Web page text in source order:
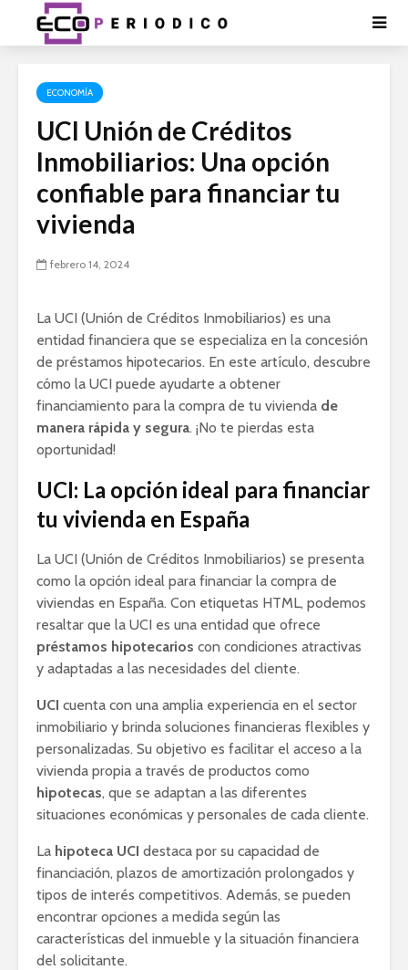
ECONOMÍA
UCI Unión de Créditos
Inmobiliarios: Una opción
confiable para financiar tu
vivienda
febrero 14, 2024
La UCI (Unión de Créditos Inmobiliarios) es una
entidad financiera que se especializa en la concesión
de préstamos hipotecarios. En este artículo, descubre
cómo la UCI puede ayudarte a obtener
financiamiento para la compra de tu vivienda de
manera rápida y segura. ¡No te pierdas esta
oportunidad!
UCI: La opción ideal para financiar
tu vivienda en España
La UCI (Unión de Créditos Inmobiliarios) se presenta
como la opción ideal para financiar la compra de
viviendas en España. Con etiquetas HTML, podemos
resaltar que la UCI es una entidad que ofrece
préstamos hipotecarios con condiciones atractivas
y adaptadas a las necesidades del cliente.
UCI cuenta con una amplia experiencia en el sector
inmobiliario y brinda soluciones financieras flexibles y
personalizadas. Su objetivo es facilitar el acceso a la
vivienda propia a través de productos como
hipotecas, que se adaptan a las diferentes
situaciones económicas y personales de cada cliente.
La hipoteca UCI destaca por su capacidad de
financiación, plazos de amortización prolongados y
tipos de interés competitivos. Además, se pueden
encontrar opciones a medida según las
características del inmueble y la situación financiera
del solicitante.